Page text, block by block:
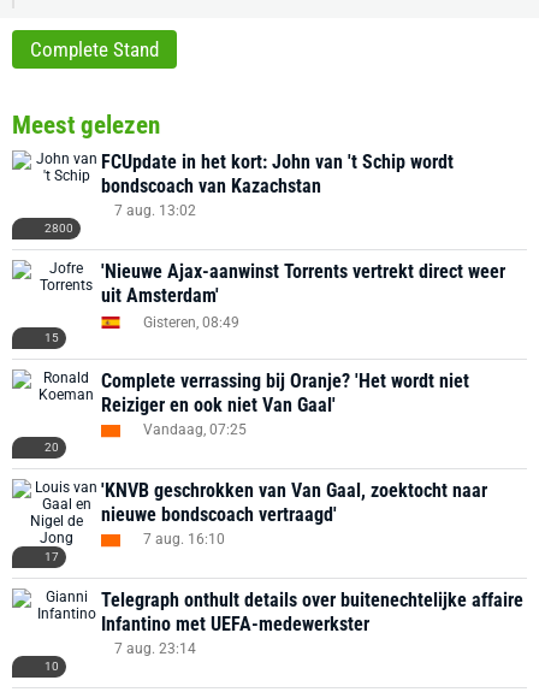
Complete Stand
Meest gelezen
2800
FCUpdate in het kort: John van 't Schip wordt
bondscoach van Kazachstan
7 aug. 13:02
15
'Nieuwe Ajax-aanwinst Torrents vertrekt direct weer
uit Amsterdam'
Gisteren, 08:49
20
Complete verrassing bij Oranje? 'Het wordt niet
Reiziger en ook niet Van Gaal'
Vandaag, 07:25
17
'KNVB geschrokken van Van Gaal, zoektocht naar
nieuwe bondscoach vertraagd'
7 aug. 16:10
10
Telegraph onthult details over buitenechtelijke affaire
Infantino met UEFA-medewerkster
7 aug. 23:14